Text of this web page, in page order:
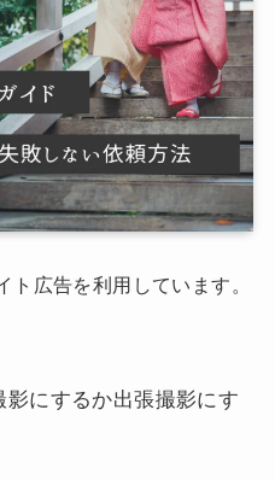
広告を利用しています。
にするか出張撮影にす